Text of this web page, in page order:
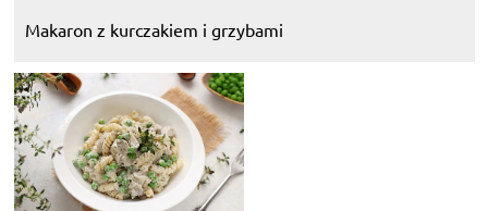
Makaron z kurczakiem i grzybami